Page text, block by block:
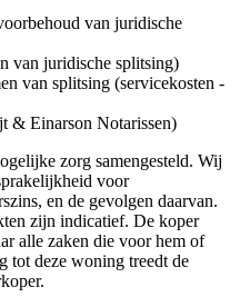
van juridische
van juridische splitsing)
van splitsing (servicekosten -
& Einarson Notarissen)
zorg samengesteld. Wij
voor
en de gevolgen daarvan.
zijn indicatief. De koper
alle zaken die voor hem of
tot deze woning treedt de